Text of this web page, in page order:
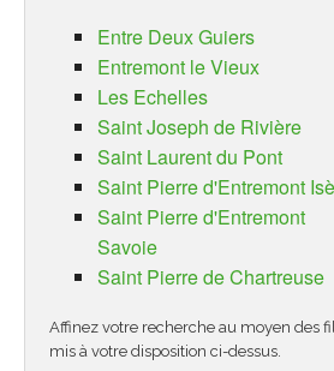
Entre Deux Guiers
Entremont le Vieux
Les Echelles
Saint Joseph de Rivière
Saint Laurent du Pont
Saint Pierre d'Entremont
Saint Pierre d'Entremont
Savoie
Saint Pierre de Chartreuse
Affinez votre recherche au moyen des
mis à votre disposition ci-dessus.